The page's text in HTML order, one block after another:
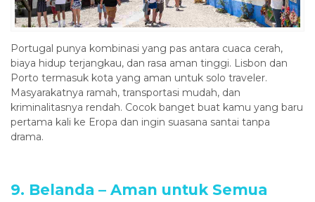
Portugal punya kombinasi yang pas antara cuaca cerah,
biaya hidup terjangkau, dan rasa aman tinggi. Lisbon dan
Porto termasuk kota yang aman untuk solo traveler.
Masyarakatnya ramah, transportasi mudah, dan
kriminalitasnya rendah. Cocok banget buat kamu yang baru
pertama kali ke Eropa dan ingin suasana santai tanpa
drama.
9. Belanda – Aman untuk Semua